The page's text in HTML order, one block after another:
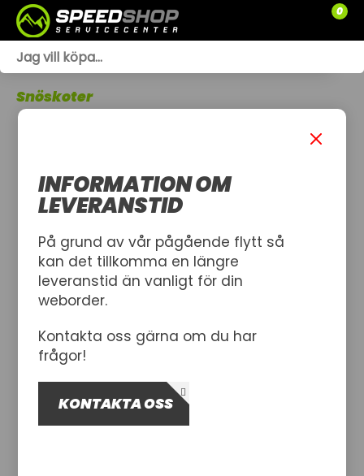
0
SLÄPVAGNAR
Snöskoter
INFORMATION OM
LEVERANSTID
På grund av vår pågående flytt så
kan det tillkomma en längre
leveranstid än vanligt för din
weborder.
Kontakta oss gärna om du har
frågor!
KONTAKTA OSS